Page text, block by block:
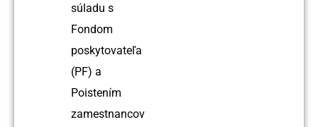
súladu s
Fondom
poskytovateľa
(PF) a
Poistením
zamestnancov